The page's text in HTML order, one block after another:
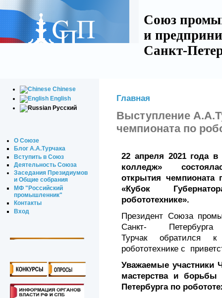
Союз
и
Санкт-
Chinese
English
Русский
О Союзе
Блог А.А.Турчака
Вступить в Союз
Деятельность Союза
Заседания Президиумов
и Общие собрания
МФ "Российский
промышленник"
Контакты
Вход
Главная
Выступление
чемпионата по
22 апреля 2021 года
колледж»
открытия чемпионата
«Кубок
робототехнике».
Президент Союза
Санкт-
Турчак обратился
робототехнике с
Уважаемые участники
мастерства и борьбы
Петербурга по